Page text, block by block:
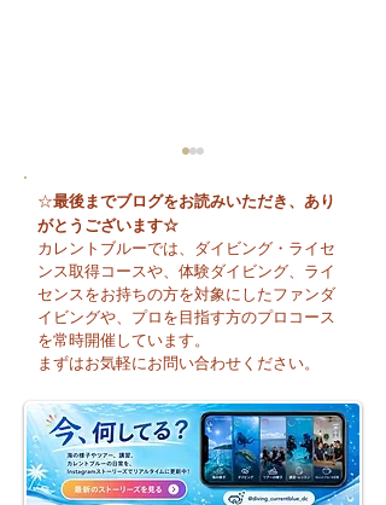
夏本番！明日からお泊
まり海洋実習です♪
☆最後までブログをお読みいただき、あり
がとうございます☆
カレントブルーでは、ダイビング・ライセ
ンス取得コースや、体験ダイビング、ライ
センスをお持ちの方を対象にしたファンダ
イビングや、プロを目指す方のプロコース
を常時開催しています。
まずはお気軽にお問い合わせください。